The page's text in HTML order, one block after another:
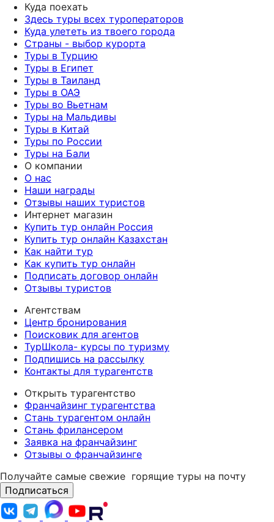
Куда поехать
Здесь туры всех туроператоров
Куда улететь из твоего города
Страны - выбор курорта
Туры в Турцию
Туры в Египет
Туры в Таиланд
Туры в ОАЭ
Туры во Вьетнам
Туры на Мальдивы
Туры в Китай
Туры по России
Туры на Бали
О компании
О нас
Наши награды
Отзывы наших туристов
Интернет магазин
Купить тур онлайн Россия
Купить тур онлайн Казахстан
Как найти тур
Как купить тур онлайн
Подписать договор онлайн
Отзывы туристов
Агентствам
Центр бронирования
Поисковик для агентов
ТурШкола- курсы по туризму
Подпишись на рассылку
Контакты для турагентств
Открыть турагентство
Франчайзинг турагентства
Стань турагентом онлайн
Стань фрилансером
Заявка на франчайзинг
Отзывы о франчайзинге
Получайте самые свежие горящие туры на почту
Подписаться